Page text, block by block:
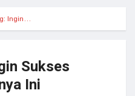
Ingin…
Sukses
Ini